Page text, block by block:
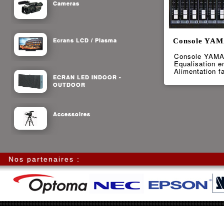
Cameras
Ecrans LCD / Plasma
ECRAN LED INDOOR -
OUTDOOR
Accessoires
Console
Console
Equalisation
Alimentation
Nos partenaires :